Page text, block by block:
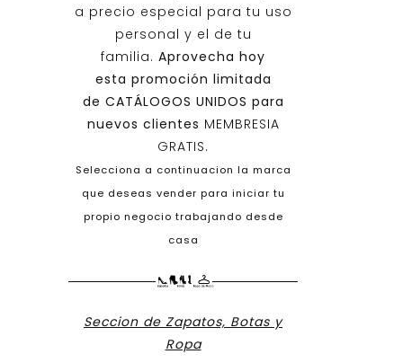
a precio especial para tu uso
personal y el de tu
familia. Aprovecha hoy
esta promoción limitada
de CATÁLOGOS UNIDOS para
nuevos clientes MEMBRESIA
GRATIS.
Selecciona a continuacion la marca
que deseas vender para iniciar tu
propio negocio trabajando desde
casa
Seccion de Zapatos, Botas y
Ropa